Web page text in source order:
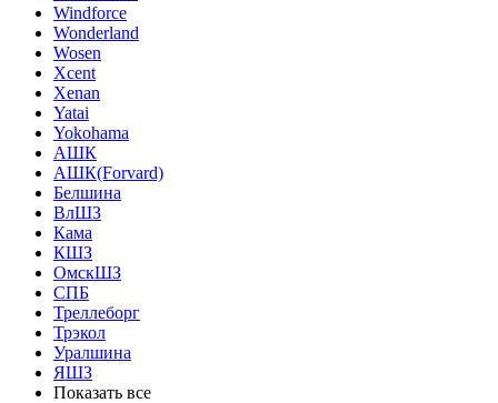
Windforce
Wonderland
Wosen
Xcent
Xenan
Yatai
Yokohama
АШК
АШК(Forvard)
Белшина
ВлШЗ
Кама
КШЗ
ОмскШЗ
СПБ
Треллеборг
Трэкол
Уралшина
ЯШЗ
Показать все